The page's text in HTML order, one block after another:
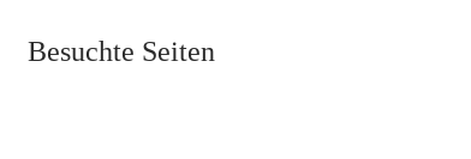
Besuchte Seiten